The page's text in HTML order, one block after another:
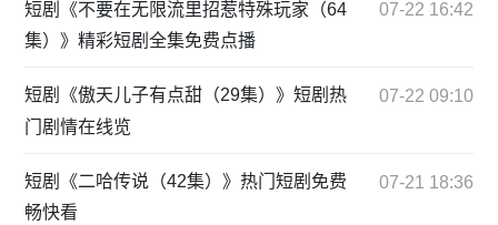
短剧《不要在无限流里招惹特殊玩家（64
集）》精彩短剧全集免费点播
07-22 16:42
短剧《傲天儿子有点甜（29集）》短剧热
门剧情在线览
07-22 09:10
短剧《二哈传说（42集）》热门短剧免费
畅快看
07-21 18:36